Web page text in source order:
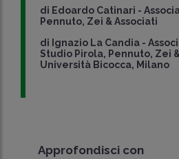
di Edoardo Catinari -
Pennuto, Zei & Associati
di Ignazio La Candia -
Studio Pirola, Pennuto, Zei
Università Bicocca, Milano
Approfondisci con